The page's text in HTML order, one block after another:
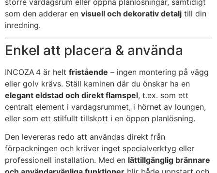
som den adderar en visuell och dekorativ detalj till din
inredning.
Enkel att placera & använda
INCOZA 4 är helt fristående – ingen montering på vägg
eller golv krävs. Ställ kaminen där du önskar ha en
elegant eldstad och direkt flamspel, t.ex. som ett
centralt element i vardagsrummet, i hörnet av loungen,
eller som ett stilfullt tillskott i en öppen planlösning.
Den levereras redo att användas direkt från
förpackningen och kräver inget specialverktyg eller
professionell installation. Med en lättillgänglig brännare